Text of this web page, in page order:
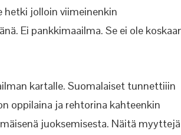
hetki jolloin viimeinenkin
Ei pankkimaailma. Se ei ole
kartalle. Suomalaiset tunnettiiin
oppilaina ja rehtorina kahteenkin
juoksemisesta. Näitä myyttejä